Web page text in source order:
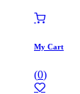
My Cart
(0)